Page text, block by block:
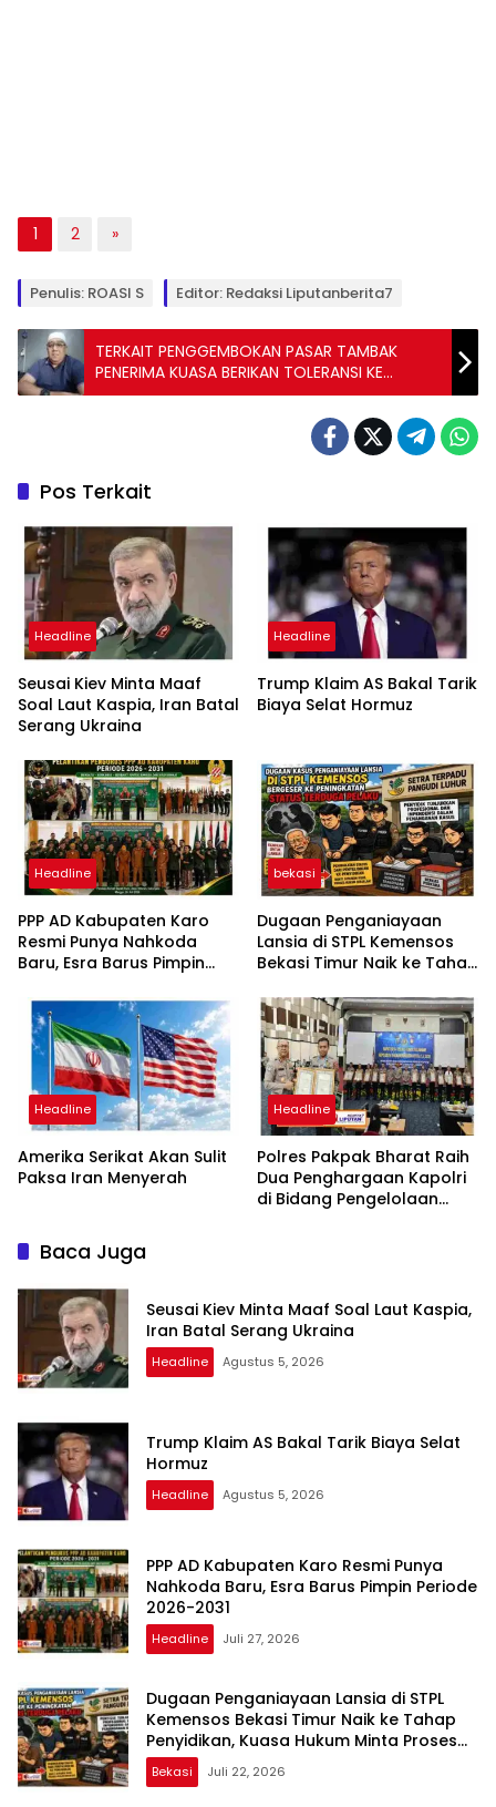
1 2 »
Penulis: ROASI S Editor: Redaksi Liputanberita7
TERKAIT PENGGEMBOKAN PASAR TAMBAK
PENERIMA KUASA BERIKAN TOLERANSI KE
PEDAGANG
Pos Terkait
Headline
Seusai Kiev Minta Maaf
Soal Laut Kaspia, Iran Batal
Serang Ukraina
Headline
Trump Klaim AS Bakal Tarik
Biaya Selat Hormuz
Headline
PPP AD Kabupaten Karo
Resmi Punya Nahkoda
Baru, Esra Barus Pimpin
bekasi
Dugaan Penganiayaan
Lansia di STPL Kemensos
Bekasi Timur Naik ke Tahap
Minta Proses Transparan
dan Bebas Intervensi
Headline
Amerika Serikat Akan Sulit
Paksa Iran Menyerah
Headline
Polres Pakpak Bharat Raih
Dua Penghargaan Kapolri
di Bidang Pengelolaan
Baca Juga
Seusai Kiev Minta Maaf Soal Laut Kaspia,
Iran Batal Serang Ukraina
Headline Agustus 5, 2026
Trump Klaim AS Bakal Tarik Biaya Selat
Hormuz
Headline Agustus 5, 2026
PPP AD Kabupaten Karo Resmi Punya
Nahkoda Baru, Esra Barus Pimpin Periode
2026-2031
Headline Juli 27, 2026
Dugaan Penganiayaan Lansia di STPL
Kemensos Bekasi Timur Naik ke Tahap
Penyidikan, Kuasa Hukum Minta Proses
Transparan dan Bebas Intervensi
Bekasi Juli 22, 2026